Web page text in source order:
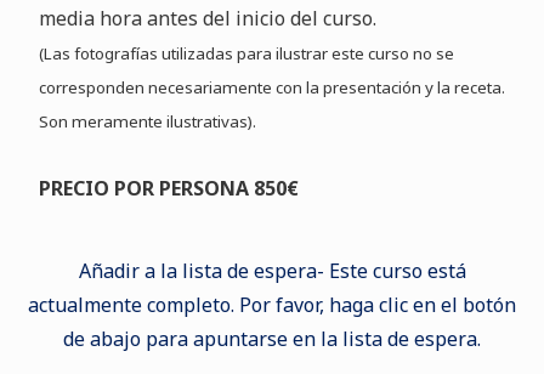
media hora antes del inicio del curso.
(Las fotografías utilizadas para ilustrar este curso no se
corresponden necesariamente con la presentación y la receta.
Son meramente ilustrativas).
PRECIO POR PERSONA 850€
Añadir a la lista de espera- Este curso está
actualmente completo. Por favor, haga clic en el botón
de abajo para apuntarse en la lista de espera.